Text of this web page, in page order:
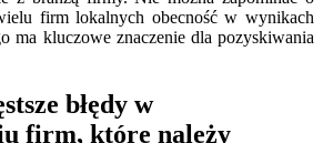
firm lokalnych obecność w wynikach
ma kluczowe znaczenie dla pozyskiwania
błędy w
firm, które należy